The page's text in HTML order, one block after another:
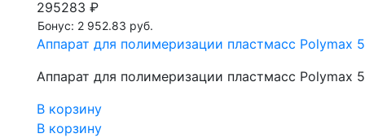
295283 ₽
Бонус: 2 952.83 руб.
Aппарат для полимеризации пластмасс Polymax 5
Aппарат для полимеризации пластмасс Polymax 5
В корзину
В корзину